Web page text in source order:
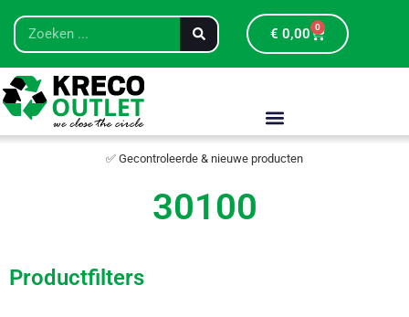
€ 0,00 0
✅ Gecontroleerde & nieuwe producten
30100
Productfilters